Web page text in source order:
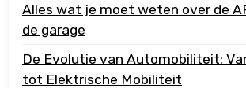
Alles wat je moet weten over de
de garage
De Evolutie van Automobiliteit:
tot Elektrische Mobiliteit